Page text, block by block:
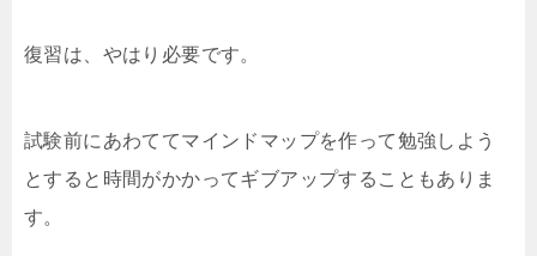
復習は、やはり必要です。
試験前にあわててマインドマップを作って勉強しよう
とすると時間がかかってギブアップすることもありま
す。